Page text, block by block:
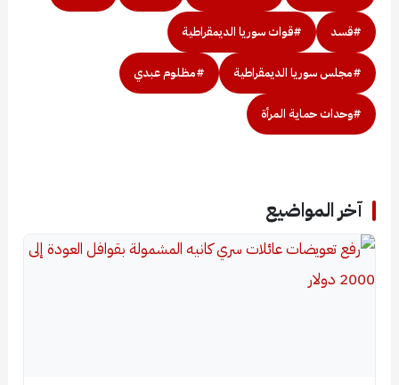
#قسد #قوات سوريا الديمقراطية
#مجلس سوريا الديمقراطية #مظلوم عبدي
#وحدات حماية المرأة
آخر المواضيع